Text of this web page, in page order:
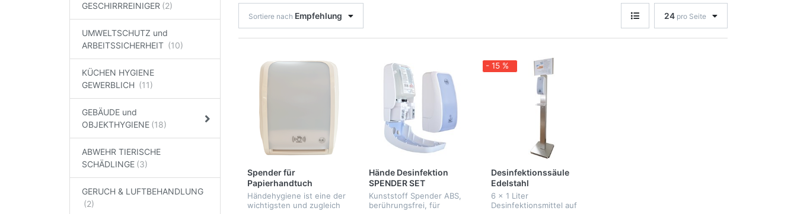
GESCHIRRREINIGER
UMWELTSCHUTZ und
ARBEITSSICHERHEIT
KÜCHEN HYGIENE
GEWERBLICH
GEBÄUDE und
OBJEKTHYGIENE
ABWEHR TIERISCHE
SCHÄDLINGE
GERUCH & LUFTBEHANDLUNG
Sortiere nach Empfehlung 24 pro Seite
Spender für
Papierhandtuch
Händehygiene ist eine der
wichtigsten und zugleich
Hände Desinfektion
SPENDER SET
Kunststoff Spender ABS,
berührungsfrei, für
- 15 %
Desinfektionssäule
Edelstahl
Händedesinfektion - SET
6 x 1 Liter
Desinfektionsmittel auf